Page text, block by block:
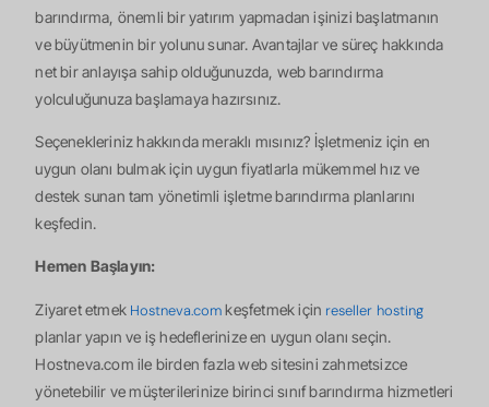
barındırma, önemli bir yatırım yapmadan işinizi başlatmanın
ve büyütmenin bir yolunu sunar. Avantajlar ve süreç hakkında
net bir anlayışa sahip olduğunuzda, web barındırma
yolculuğunuza başlamaya hazırsınız.
Seçenekleriniz hakkında meraklı mısınız? İşletmeniz için en
uygun olanı bulmak için uygun fiyatlarla mükemmel hız ve
destek sunan tam yönetimli işletme barındırma planlarını
keşfedin.
Hemen Başlayın:
Ziyaret etmek Hostneva.comkeşfetmek için reseller hosting
planlar yapın ve iş hedeflerinize en uygun olanı seçin.
Hostneva.com ile birden fazla web sitesini zahmetsizce
yönetebilir ve müşterilerinize birinci sınıf barındırma hizmetleri